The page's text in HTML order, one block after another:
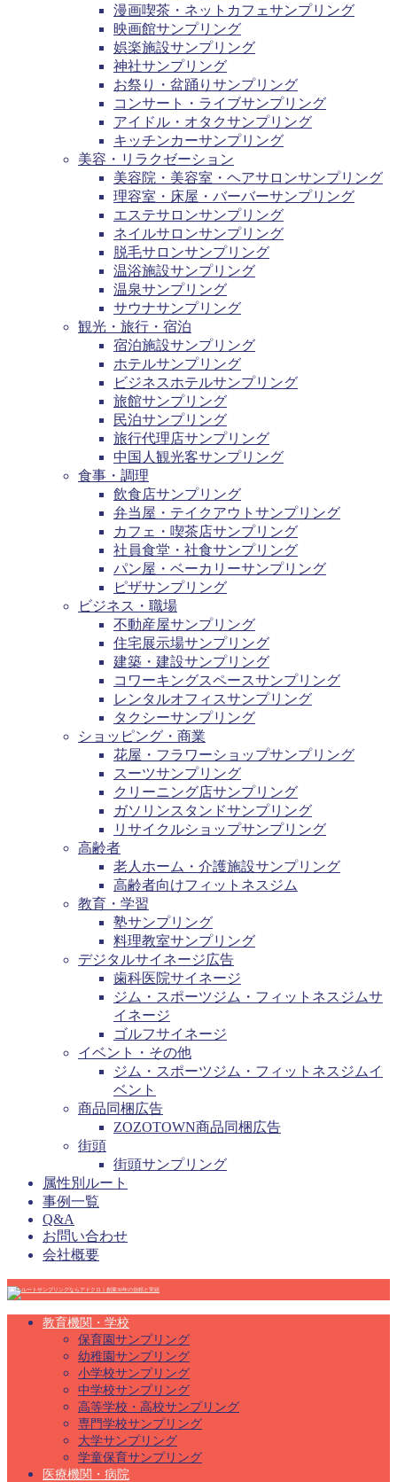
漫画喫茶・ネットカフェサンプリング
映画館サンプリング
娯楽施設サンプリング
神社サンプリング
お祭り・盆踊りサンプリング
コンサート・ライブサンプリング
アイドル・オタクサンプリング
キッチンカーサンプリング
美容・リラクゼーション
美容院・美容室・ヘアサロンサンプリング
理容室・床屋・バーバーサンプリング
エステサロンサンプリング
ネイルサロンサンプリング
脱毛サロンサンプリング
温浴施設サンプリング
温泉サンプリング
サウナサンプリング
観光・旅行・宿泊
宿泊施設サンプリング
ホテルサンプリング
ビジネスホテルサンプリング
旅館サンプリング
民泊サンプリング
旅行代理店サンプリング
中国人観光客サンプリング
食事・調理
飲食店サンプリング
弁当屋・テイクアウトサンプリング
カフェ・喫茶店サンプリング
社員食堂・社食サンプリング
パン屋・ベーカリーサンプリング
ピザサンプリング
ビジネス・職場
不動産屋サンプリング
住宅展示場サンプリング
建築・建設サンプリング
コワーキングスペースサンプリング
レンタルオフィスサンプリング
タクシーサンプリング
ショッピング・商業
花屋・フラワーショップサンプリング
スーツサンプリング
クリーニング店サンプリング
ガソリンスタンドサンプリング
リサイクルショップサンプリング
高齢者
老人ホーム・介護施設サンプリング
高齢者向けフィットネスジム
教育・学習
塾サンプリング
料理教室サンプリング
デジタルサイネージ広告
歯科医院サイネージ
ジム・スポーツジム・フィットネスジムサ
イネージ
ゴルフサイネージ
イベント・その他
ジム・スポーツジム・フィットネスジムイ
ベント
商品同梱広告
ZOZOTOWN商品同梱広告
街頭
街頭サンプリング
属性別ルート
事例一覧
Q&A
お問い合わせ
会社概要
教育機関・学校
保育園サンプリング
幼稚園サンプリング
小学校サンプリング
中学校サンプリング
高等学校・高校サンプリング
専門学校サンプリング
大学サンプリング
学童保育サンプリング
医療機関・病院